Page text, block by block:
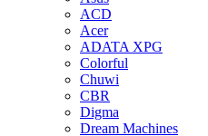
ACD
Acer
ADATA XPG
Colorful
Chuwi
CBR
Digma
Dream Machines